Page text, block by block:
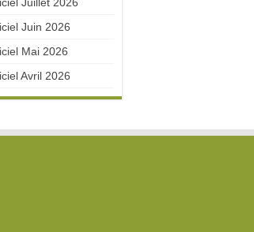
Juin 2026
Mai 2026
Avril 2026